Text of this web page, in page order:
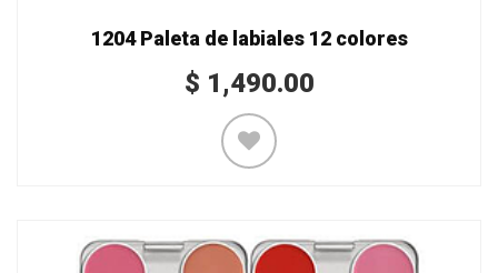
1204 Paleta de labiales 12 colores
$ 1,490.00